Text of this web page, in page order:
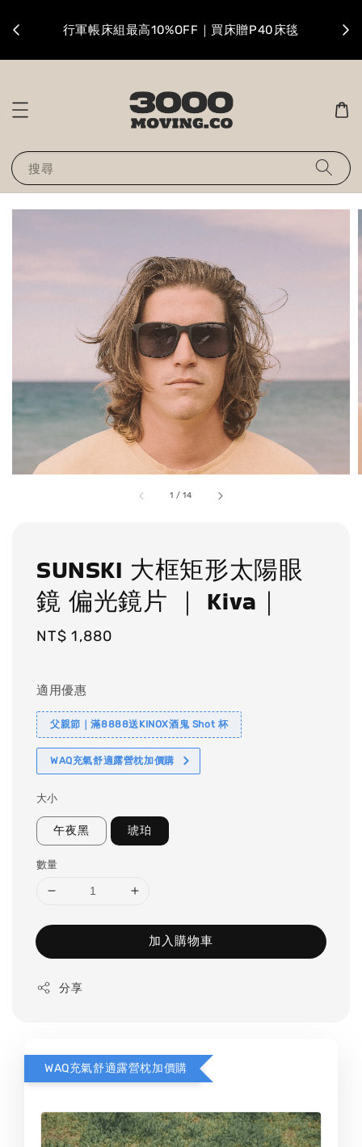
行軍帳床組最高10%OFF｜買床贈P40床毯
搜尋
1 /14
SUNSKI 大框矩形太陽眼
鏡 偏光鏡片 ｜ Kiva｜
Regular
NT$ 1,880
適用優惠
父親節｜滿8888送KINOX酒鬼 Shot 杯
WAQ充氣舒適露營枕加價購
大小
午夜黑 琥珀
數量
加入購物車
分享
WAQ充氣舒適露營枕加價購